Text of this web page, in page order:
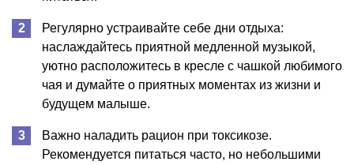
Регулярно устраивайте себе дни отдыха:
наслаждайтесь приятной медленной музыкой,
уютно расположитесь в кресле с чашкой любимого
чая и думайте о приятных моментах из жизни и
будущем малыше.
Важно наладить рацион при токсикозе.
Рекомендуется питаться часто, но небольшими